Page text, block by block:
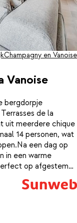
Vanoise
Champagny en Vanoise
bergdorpje
de la
uit meerdere chique
14 personen, wat
een dag op
in een warme
op afgestemd.
knusse woonkamer
comfort wat je van
ligging is ook